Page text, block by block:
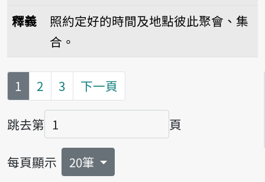
釋義
照約定好的時間及地點彼此聚會、集
合。
第
1 2 3 下一頁
跳去第
頁碼
頁
每頁顯示 20筆